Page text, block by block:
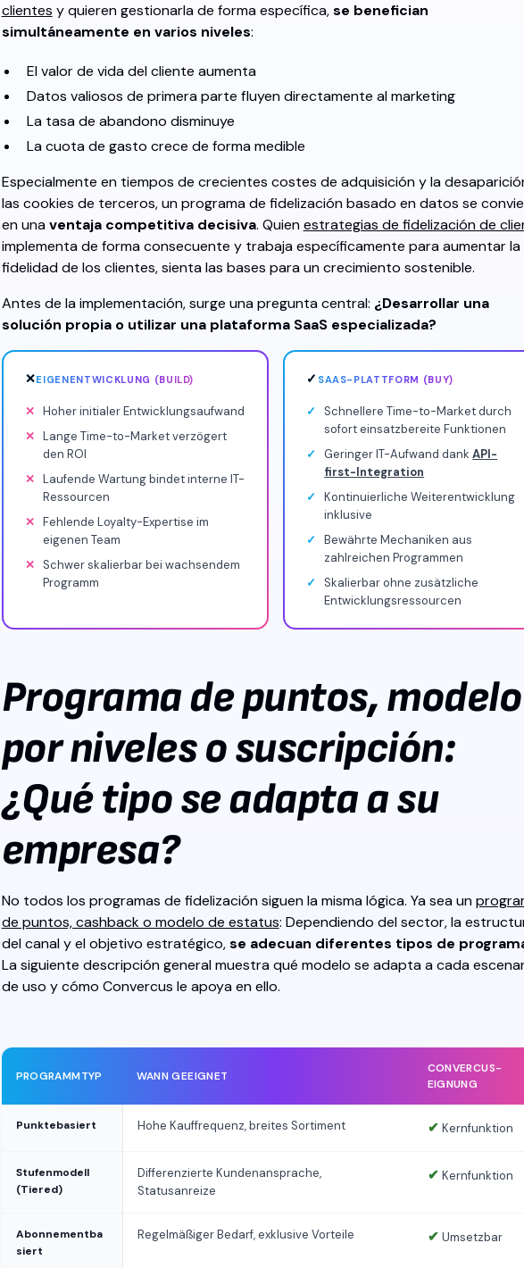
clientes y quieren gestionarla de forma específica,se benefician
simultáneamente en varios niveles:
El valor de vida del cliente aumenta
Datos valiosos de primera parte fluyen directamente al marketing
La tasa de abandono disminuye
La cuota de gasto crece de forma medible
Especialmente en tiempos de crecientes costes de adquisición y la
las cookies de terceros, un programa de fidelización basado en datos se
en unaventaja competitiva decisiva. Quienestrategias de fidelización de
implementa de forma consecuente y trabaja específicamente para aumentar la
fidelidad de los clientes, sienta las bases para un crecimiento sostenible.
Antes de la implementación, surge una pregunta central: ¿Desarrollar una
solución propia o utilizar una plataforma SaaS especializada?
✕EIGENENTWICKLUNG (BUILD)
Hoher initialer Entwicklungsaufwand
Lange Time-to-Market verzögert
den ROI
Laufende Wartung bindet interne IT-
Ressourcen
Fehlende Loyalty-Expertise im
eigenen Team
Schwer skalierbar bei wachsendem
Programm
✓ SAAS-PLATTFORM (BUY)
Schnellere Time-to-Market durch
sofort einsatzbereite Funktionen
Geringer IT-Aufwand dankAPI-
first-Integration
Kontinuierliche Weiterentwicklung
inklusive
Bewährte Mechaniken aus
zahlreichen Programmen
Skalierbar ohne zusätzliche
Entwicklungsressourcen
Programa de puntos, modelo
por niveles o suscripción:
¿Qué tipo se adapta a su
empresa?
No todos los programas de fidelización siguen la misma lógica. Ya sea un
de puntos, cashback o modelo de estatus: Dependiendo del sector, la
del canal y el objetivo estratégico,se adecuan diferentes tipos de
La siguiente descripción general muestra qué modelo se adapta a cada
de uso y cómo Convercus le apoya en ello.
PROGRAMMTYP WANN GEEIGNET
CONVERCUS-
EIGNUNG
Punktebasiert Hohe Kauffrequenz, breites Sortiment ✔ Kernfunktion
Stufenmodell
(Tiered)
Differenzierte Kundenansprache,
Statusanreize
✔ Kernfunktion
Abonnementba
siert
Regelmäßiger Bedarf, exklusive Vorteile ✔ Umsetzbar